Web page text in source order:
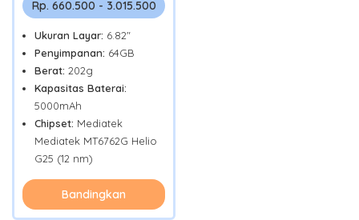
Rp. 660.500 - 3.015.500
Ukuran Layar: 6.82"
Penyimpanan: 64GB
Berat: 202g
Kapasitas Baterai:
5000mAh
Chipset: Mediatek
Mediatek MT6762G Helio
G25 (12 nm)
Bandingkan